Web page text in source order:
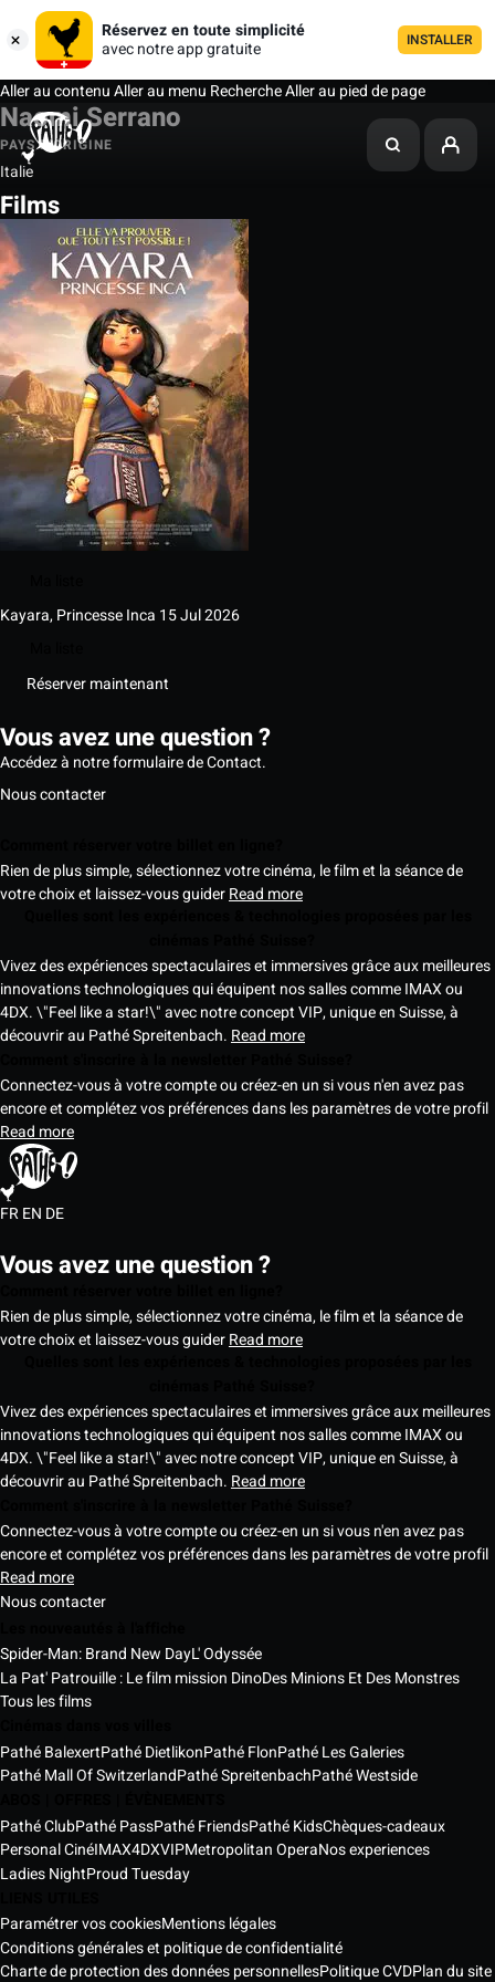
Réservez en toute simplicité
avec notre app gratuite
INSTALLER
Aller au contenuAller au menu RechercheAller au pied de page
Naomi Serrano
PAYS D'ORIGINE
Italie
Films
Kayara, Princesse Inca 15 Jul 2026
Réserver maintenant
Vous avez une question ?
Accédez à notre formulaire de Contact.
Nous contacter
Rien de plus simple, sélectionnez votre cinéma, le film et la séance de
votre choix et laissez-vous guiderRead more
Vivez des expériences spectaculaires et immersives grâce aux meilleures
innovations technologiques qui équipent nos salles comme IMAX ou
4DX. \"Feel like a star!\" avec notre concept VIP, unique en Suisse, à
découvrir au Pathé Spreitenbach. Read more
Connectez-vous à votre compte ou créez-en un si vous n'en avez pas
encore et complétez vos préférences dans les paramètres de votre profil
Read more
FREN DE
Vous avez une question ?
Rien de plus simple, sélectionnez votre cinéma, le film et la séance de
votre choix et laissez-vous guiderRead more
Vivez des expériences spectaculaires et immersives grâce aux meilleures
innovations technologiques qui équipent nos salles comme IMAX ou
4DX. \"Feel like a star!\" avec notre concept VIP, unique en Suisse, à
découvrir au Pathé Spreitenbach. Read more
Connectez-vous à votre compte ou créez-en un si vous n'en avez pas
encore et complétez vos préférences dans les paramètres de votre profil
Read more
Nous contacter
Spider-Man: Brand New DayL' Odyssée
La Pat' Patrouille : Le film mission DinoDes Minions Et Des Monstres
Tous les films
Pathé BalexertPathé DietlikonPathé FlonPathé Les Galeries
Pathé Mall Of SwitzerlandPathé SpreitenbachPathé Westside
Pathé ClubPathé PassPathé FriendsPathé KidsChèques-cadeaux
Personal CinéIMAX4DXVIPMetropolitan OperaNos experiences
Ladies NightProud Tuesday
Paramétrer vos cookiesMentions légales
Conditions générales et politique de confidentialité
Charte de protection des données personnellesPolitique CVDPlan du site